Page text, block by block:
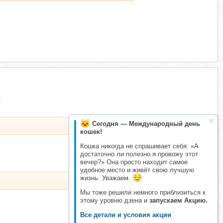
Сегодня — Международный день
кошек!
Кошка никогда не спрашивает себя: «А
достаточно ли полезно я провожу этот
вечер?» Она просто находит самое
удобное место и живёт свою лучшую
жизнь. Уважаем.
Мы тоже решили немного приблизиться к
этому уровню дзена и запускаем Акцию.
Все детали и условия акции